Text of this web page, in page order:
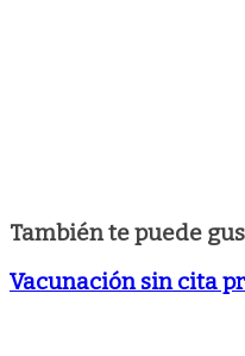
También te puede
Vacunación sin cita